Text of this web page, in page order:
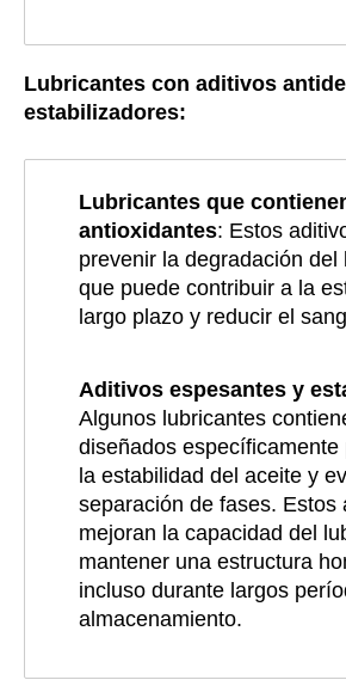
Lubricantes con aditivos
estabilizadores:
Lubricantes que
antioxidantes: Estos
prevenir la degradación del
que puede contribuir a la
largo plazo y reducir el
Aditivos espesantes y
Algunos lubricantes
diseñados específicamente
la estabilidad del aceite y
separación de fases. Estos
mejoran la capacidad del
mantener una estructura
incluso durante largos
almacenamiento.